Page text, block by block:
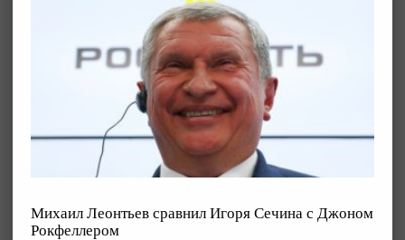
Михаил Леонтьев сравнил Игоря Сечина с Джоном
Рокфеллером